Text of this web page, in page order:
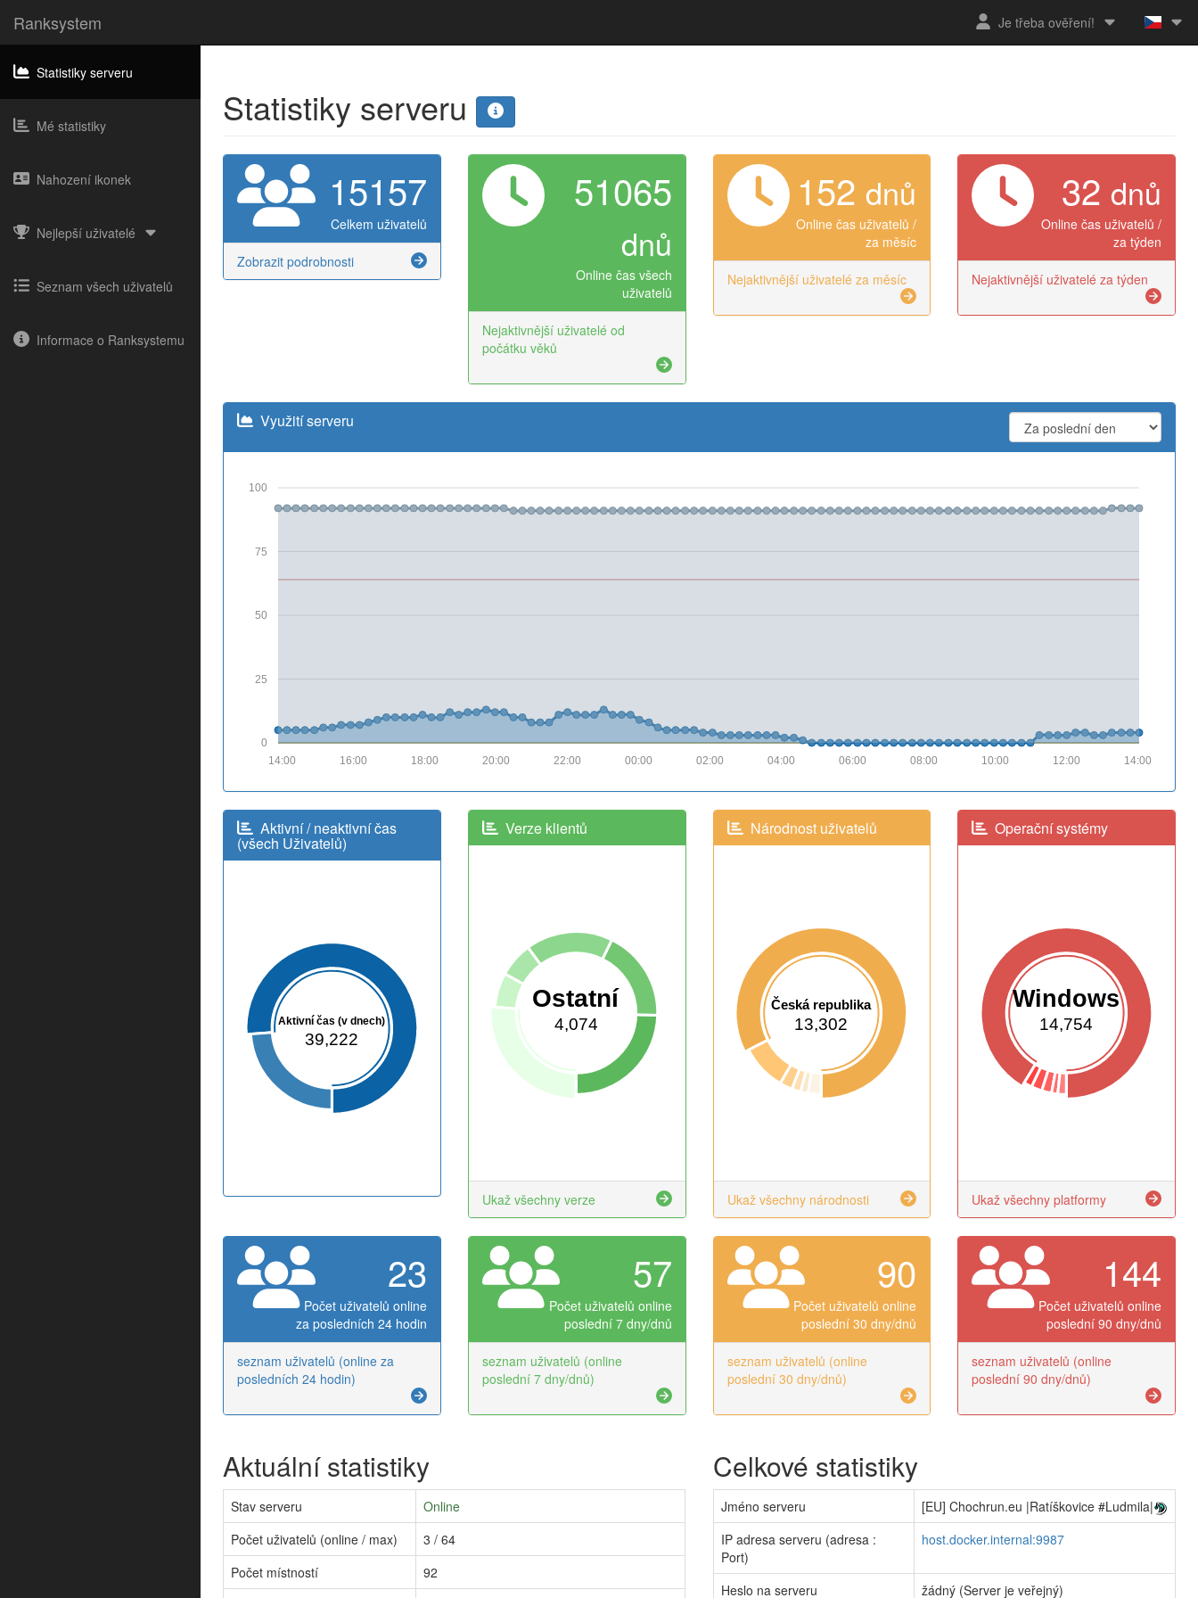
Ranksystem Je třeba ověření!
Statistiky serveru
Mé statistiky
Nahození ikonek
Nejlepší uživatelé
Seznam všech uživatelů
Informace o Ranksystemu
Statistiky serveru
15157
Celkem uživatelů
Zobrazit podrobnosti
51065
dnů
Online čas všech
uživatelů
Nejaktivnější uživatelé od
počátku věků
152 dnů
Online čas uživatelů /
za měsíc
Nejaktivnější uživatelé za měsíc
32 dnů
Online čas uživatelů /
za týden
Nejaktivnější uživatelé za týden
Využití serveru
0
25
50
75
100
14:00
12:00
10:00
08:00
06:00
04:00
02:00
00:00
22:00
20:00
18:00
16:00
14:00
Aktivní / neaktivní čas
(všech Uživatelů)
Aktivní čas (v dnech)
39,222
Verze klientů
Ostatní
4,074
Ukaž všechny verze
Národnost uživatelů
Česká republika
13,302
Ukaž všechny národnosti
Operační systémy
Windows
14,754
Ukaž všechny platformy
23
Počet uživatelů online
za posledních 24 hodin
seznam uživatelů (online za
posledních 24 hodin)
57
Počet uživatelů online
poslední 7 dny/dnů
seznam uživatelů (online
poslední 7 dny/dnů)
90
Počet uživatelů online
poslední 30 dny/dnů
seznam uživatelů (online
poslední 30 dny/dnů)
144
Počet uživatelů online
poslední 90 dny/dnů
seznam uživatelů (online
poslední 90 dny/dnů)
Aktuální statistiky
Stav serveru
Online
Počet uživatelů (online / max)
3 / 64
Počet místností
92
Celkové statistiky
Jméno serveru
[EU] Chochrun.eu |Ratíškovice #Ludmila|
IP adresa serveru (adresa :
Port)
host.docker.internal:9987
Heslo na serveru žádný (Server je veřejný)